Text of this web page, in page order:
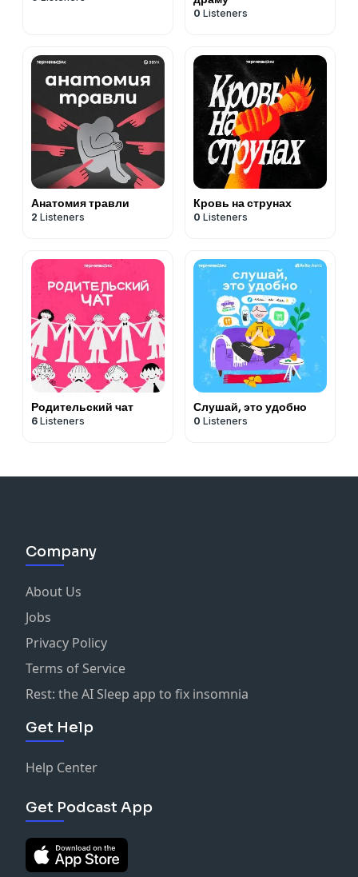
0 Listeners
Анатомия травли
2 Listeners
Кровь на струнах
0 Listeners
Родительский чат
6 Listeners
Слушай, это удобно
0 Listeners
Company
About Us
Jobs
Privacy Policy
Terms of Service
Rest: the AI Sleep app to fix insomnia
Get Help
Help Center
Get Podcast App